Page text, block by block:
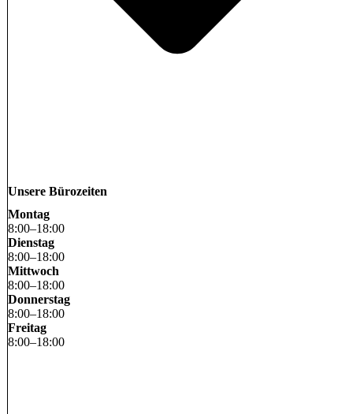
Unsere Bürozeiten
Montag
8:00–18:00
Dienstag
8:00–18:00
Mittwoch
8:00–18:00
Donnerstag
8:00–18:00
Freitag
8:00–18:00